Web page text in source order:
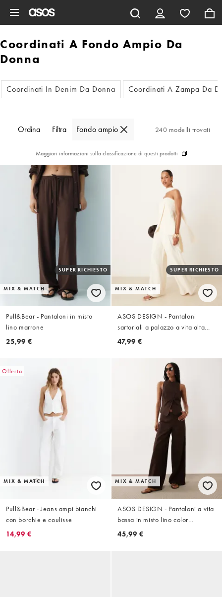
Coordinati A Fondo Ampio Da
Donna
Coordinati In Denim Da Donna Coordinati A Zampa Da
Ordina Filtra Fondo ampio 240 modelli trovati
Maggiori informazioni sulla classificazione di questi prodotti
MIX & MATCH
SUPER RICHIESTO
Pull&Bear - Pantaloni in misto
lino marrone
25,99 €
MIX & MATCH
SUPER RICHIESTO
ASOS DESIGN - Pantaloni
sartoriali a palazzo a vita alta
stile corsetto color latticello in
47,99 €
Offerta
MIX & MATCH
Pull&Bear - Jeans ampi bianchi
con borchie e coulisse
14,99 €
MIX & MATCH
ASOS DESIGN - Pantaloni a vita
bassa in misto lino color
cioccolato con laccetti in
45,99 €